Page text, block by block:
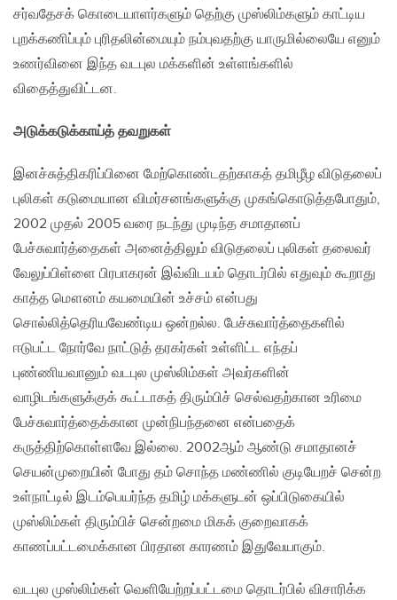
சர்வதேசக் கொடையாளர்களும் தெற்கு முஸ்லிம்களும் காட்டிய
புறக்கணிப்பும் புரிதலின்மையும் நம்புவதற்கு யாருமில்லையே எனும்
உணர்வினை இந்த வடபுல மக்களின் உள்ளங்களில்
விதைத்துவிட்டன.
அடுக்கடுக்காய்த் தவறுகள்
இனச்சுத்திகரிப்பினை மேற்கொண்டதற்காகத் தமிழீழ விடுதலைப்
புலிகள் கடுமையான விமர்சனங்களுக்கு முகங்கொடுத்தபோதும்,
2002 முதல் 2005 வரை நடந்து முடிந்த சமாதானப்
பேச்சுவார்த்தைகள் அனைத்திலும் விடுதலைப் புலிகள் தலைவர்
வேலுப்பிள்ளை பிரபாகரன் இவ்விடயம் தொடர்பில் எதுவும் கூறாது
காத்த மௌனம் கயமையின் உச்சம் என்பது
சொல்லித்தெரியவேண்டிய ஒன்றல்ல. பேச்சுவார்த்தைகளில்
ஈடுபட்ட நோர்வே நாட்டுத் தரகர்கள் உள்ளிட்ட எந்தப்
புண்ணியவானும் வடபுல முஸ்லிம்கள் அவர்களின்
வாழிடங்களுக்குக் கூட்டாகத் திரும்பிச் செல்வதற்கான உரிமை
பேச்சுவார்த்தைக்கான முன்நிபந்தனை என்பதைக்
கருத்திற்கொள்ளவே இல்லை. 2002ஆம் ஆண்டு சமாதானச்
செயன்முறையின் போது தம் சொந்த மண்ணில் குடியேறச் சென்ற
உள்நாட்டில் இடம்பெயர்ந்த தமிழ் மக்களுடன் ஒப்பிடுகையில்
முஸ்லிம்கள் திரும்பிச் சென்றமை மிகக் குறைவாகக்
காணப்பட்டமைக்கான பிரதான காரணம் இதுவேயாகும்.
வடபுல முஸ்லிம்கள் வெளியேற்றப்பட்டமை தொடர்பில் விசாரிக்க